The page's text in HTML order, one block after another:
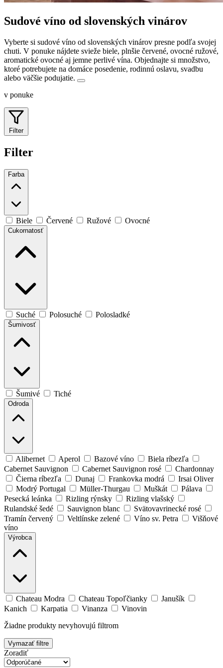
Sudové víno od slovenských vinárov
Vyberte si sudové víno od slovenských vinárov presne podľa svojej
chuti. V ponuke nájdete svieže biele, plnšie červené, ovocné ružové,
aromatické ovocné aj jemne perlivé vína. Objednajte si množstvo,
ktoré potrebujete na domáce posedenie, rodinnú oslavu, svadbu
alebo väčšie podujatie.
v ponuke
Filter
Filter
Farba
Biele Červené Ružové Ovocné
Cukornatosť
Suché Polosuché Polosladké
Šumivosť
Šumivé Tiché
Odroda
Alibernet Aperol Bazové víno
Biela ríbezľa
Cabernet Sauvignon
Cabernet Sauvignon rosé
Chardonnay
Čierna ríbezľa
Dunaj Frankovka modrá
Irsai Oliver
Modrý Portugal
Müller-Thurgau Muškát
Pálava
Pesecká leánka
Rizling rýnsky
Rizling vlašský
Rulandské šedé
Sauvignon blanc
Svätovavrinecké rosé
Tramín červený
Veltlínske zelené Víno sv. Petra
Višňové
víno
Výrobca
Chateau Modra Chateau Topoľčianky
Janušík
Kanich
Karpatia Vinanza
Vinovin
Žiadne produkty nevyhovujú filtrom
Vymazať filtre
Zoradiť